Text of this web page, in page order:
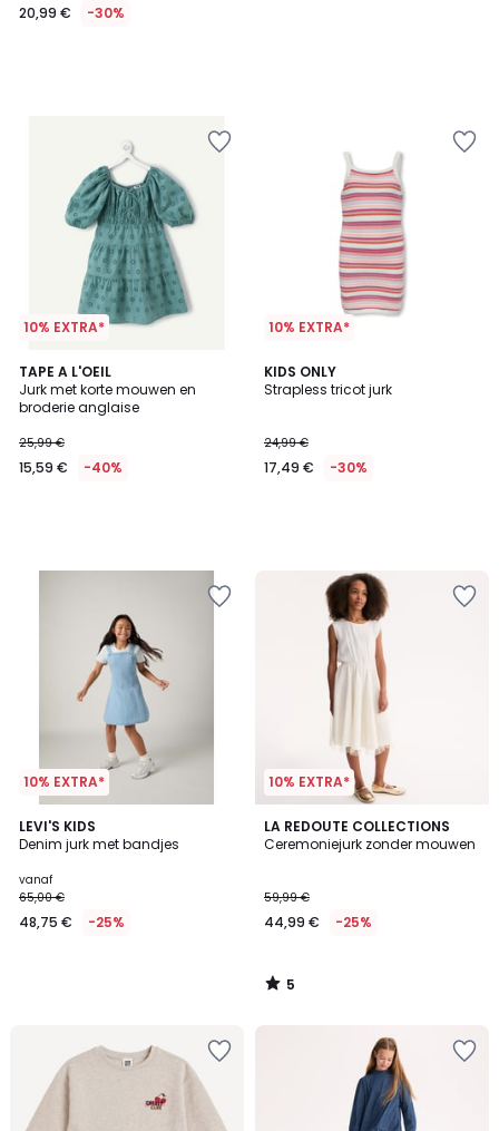
20,99 € -30%
10% EXTRA*
TAPE A L'OEIL
Jurk met korte mouwen en
broderie anglaise
25,99 €
15,59 € -40%
10% EXTRA*
KIDS ONLY
Strapless tricot jurk
24,99 €
17,49 € -30%
10% EXTRA*
LEVI'S KIDS
Denim jurk met bandjes
vanaf
65,00 €
48,75 € -25%
10% EXTRA*
LA REDOUTE COLLECTIONS
Ceremoniejurk zonder mouwen
59,99 €
44,99 € -25%
5
/
5
/